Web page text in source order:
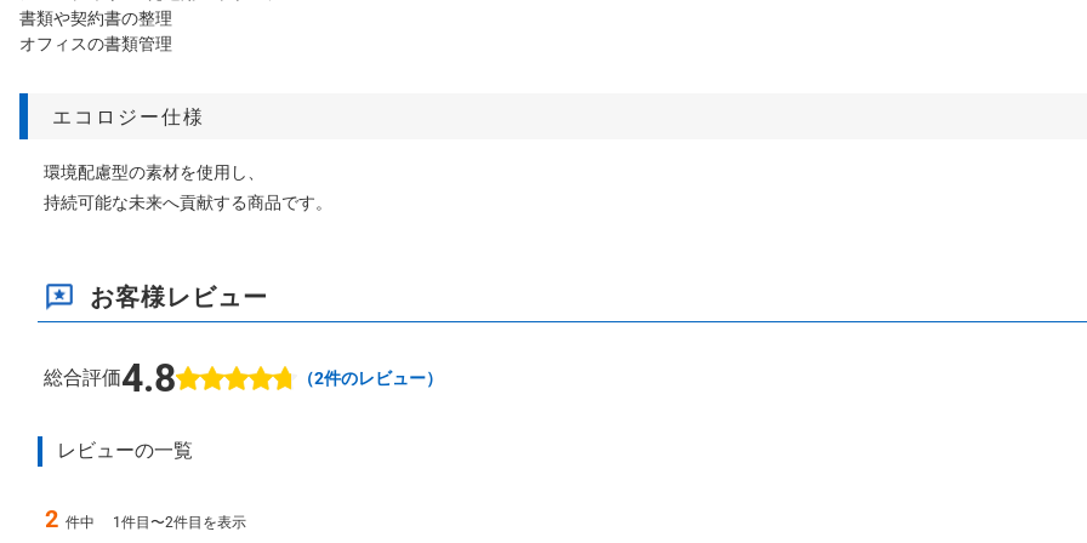
書類や契約書の整理
オフィスの書類管理
エコロジー仕様
環境配慮型の素材を使用し、
持続可能な未来へ貢献する商品です。
お客様レビュー
総合評価4.8 （2件のレビュー）
レビューの一覧
2 件中 1件目〜2件目を表示